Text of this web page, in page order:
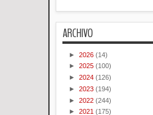
ARCHIVO
► 2026 (14)
► 2025 (100)
► 2024 (126)
► 2023 (194)
► 2022 (244)
► 2021 (175)